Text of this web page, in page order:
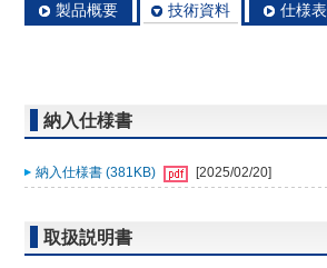
製品概要 技術資料 仕様表
納入仕様書
納入仕様書 (381KB) [2025/02/20]
取扱説明書